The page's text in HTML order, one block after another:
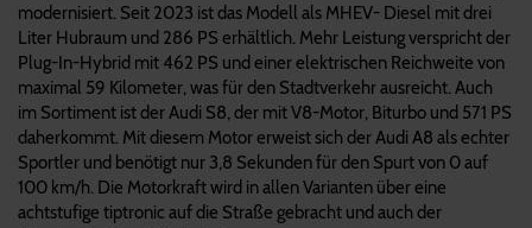
modernisiert. Seit 2023 ist das Modell als MHEV- Diesel mit drei
Liter Hubraum und 286 PS erhältlich. Mehr Leistung verspricht der
Plug-In-Hybrid mit 462 PS und einer elektrischen Reichweite von
maximal 59 Kilometer, was für den Stadtverkehr ausreicht. Auch
im Sortiment ist der Audi S8, der mit V8-Motor, Biturbo und 571 PS
daherkommt. Mit diesem Motor erweist sich der Audi A8 als echter
Sportler und benötigt nur 3,8 Sekunden für den Spurt von 0 auf
100 km/h. Die Motorkraft wird in allen Varianten über eine
achtstufige tiptronic auf die Straße gebracht und auch der